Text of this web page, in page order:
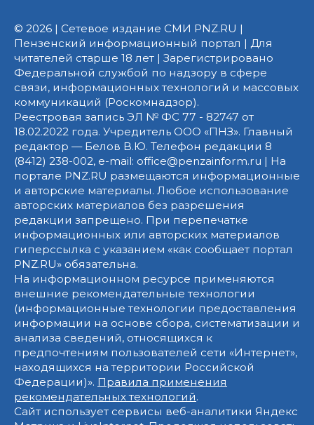
© 2026 | Сетевое издание СМИ PNZ.RU |
Пензенский информационный портал | Для
читателей старше 18 лет | Зарегистрировано
Федеральной службой по надзору в сфере
связи, информационных технологий и массовых
коммуникаций (Роскомнадзор).
Реестровая запись ЭЛ № ФС 77 - 82747 от
18.02.2022 года. Учредитель ООО «ПНЗ». Главный
редактор — Белов В.Ю. Телефон редакции 8
(8412) 238-002, e-mail: office@penzainform.ru | На
портале PNZ.RU размещаются информационные
и авторские материалы. Любое использование
авторских материалов без разрешения
редакции запрещено. При перепечатке
информационных или авторских материалов
гиперссылка с указанием «как сообщает портал
PNZ.RU» обязательна.
На информационном ресурсе применяются
внешние рекомендательные технологии
(информационные технологии предоставления
информации на основе сбора, систематизации и
анализа сведений, относящихся к
предпочтениям пользователей сети «Интернет»,
находящихся на территории Российской
Федерации)». Правила применения
рекомендательных технологий.
Сайт использует сервисы веб-аналитики Яндекс